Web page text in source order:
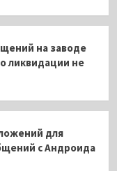
на заводе
ликвидации не
для
с Андроида